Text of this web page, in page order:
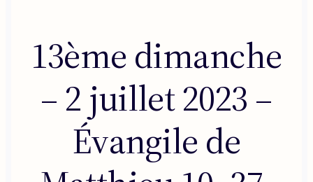
13ème dimanche
– 2 juillet 2023 –
Évangile de